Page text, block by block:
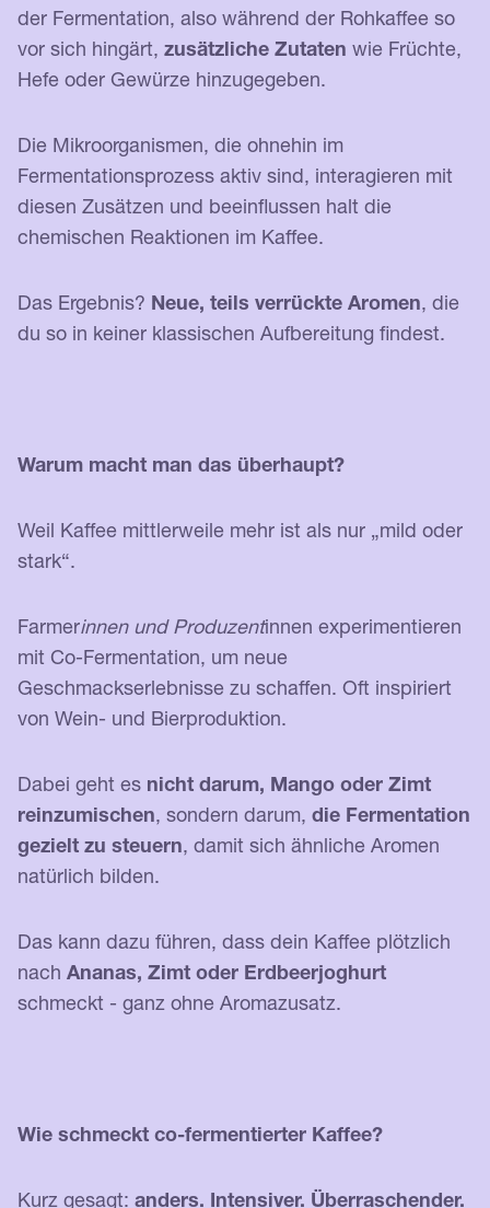
der Fermentation, also während der Rohkaffee so
vor sich hingärt, zusätzliche Zutaten wie Früchte,
Hefe oder Gewürze hinzugegeben.
Die Mikroorganismen, die ohnehin im
Fermentationsprozess aktiv sind, interagieren mit
diesen Zusätzen und beeinflussen halt die
chemischen Reaktionen im Kaffee.
Das Ergebnis? Neue, teils verrückte Aromen, die
du so in keiner klassischen Aufbereitung findest.
Warum macht man das überhaupt?
Weil Kaffee mittlerweile mehr ist als nur „mild oder
stark“.
Farmerinnen und Produzentinnen experimentieren
mit Co-Fermentation, um neue
Geschmackserlebnisse zu schaffen. Oft inspiriert
von Wein- und Bierproduktion.
Dabei geht es nicht darum, Mango oder Zimt
reinzumischen, sondern darum, die Fermentation
gezielt zu steuern, damit sich ähnliche Aromen
natürlich bilden.
Das kann dazu führen, dass dein Kaffee plötzlich
nach Ananas, Zimt oder Erdbeerjoghurt
schmeckt - ganz ohne Aromazusatz.
Wie schmeckt co-fermentierter Kaffee?
Kurz gesagt: anders. Intensiver. Überraschender.